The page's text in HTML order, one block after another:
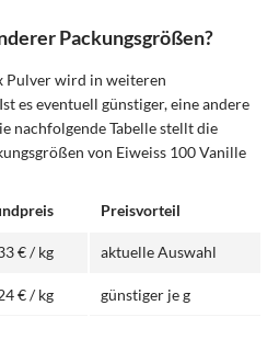
Packungsgrößen?
Pulver wird in weiteren
es eventuell günstiger, eine andere
nachfolgende Tabelle stellt die
von Eiweiss 100 Vanille
Preisvorteil
€ / kg aktuelle Auswahl
€ / kg günstiger je g